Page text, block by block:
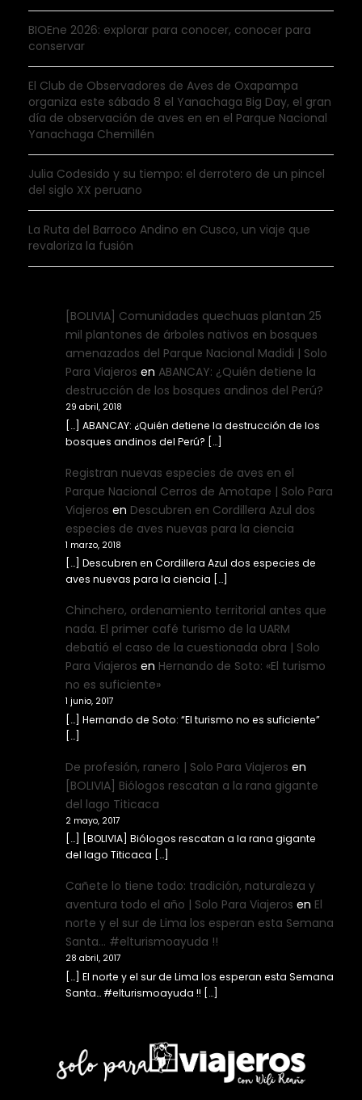
BIOEne 2026: explorar para conocer, conocer para
conservar
El Club de Observadores de Aves de Oxapampa
organiza este sábado 8 el Yanachaga Big Day, el gran
día de observación de aves en en el Parque Nacional
Yanachaga Chemillén
Julia Codesido y su tiempo: el derrotero de un pincel
del siglo XX peruano
La Ruta del Barroco Andino en Cusco, un viaje que
revaloriza la fusión
[BOLIVIA] Comunidades quechuas plantan 25
mil plantones de árboles nativos en bosques
amenazados del Parque Nacional Madidi | Solo
Para Viajeros en ABANCAY: ¿Quién detiene la
destrucción de los bosques andinos del Perú?
29 abril, 2018
[…] ABANCAY: ¿Quién detiene la destrucción de los
bosques andinos del Perú? […]
Registran nuevas especies de aves en el
Parque Nacional Cerros de Amotape | Solo Para
Viajeros en Descubren en Cordillera Azul dos
especies de aves nuevas para la ciencia
1 marzo, 2018
[…] Descubren en Cordillera Azul dos especies de
aves nuevas para la ciencia […]
Chinchero, ordenamiento territorial antes que
nada. El primer café turismo de la UARM
debatió el caso de la cuestionada obra | Solo
Para Viajeros en Hernando de Soto: «El turismo
no es suficiente»
1 junio, 2017
[…] Hernando de Soto: “El turismo no es suficiente”
[…]
De profesión, ranero | Solo Para Viajeros en
[BOLIVIA] Biólogos rescatan a la rana gigante
del lago Titicaca
2 mayo, 2017
[…] [BOLIVIA] Biólogos rescatan a la rana gigante
del lago Titicaca […]
Cañete lo tiene todo: tradición, naturaleza y
aventura todo el año | Solo Para Viajeros en El
norte y el sur de Lima los esperan esta Semana
Santa… #elturismoayuda !!
28 abril, 2017
[…] El norte y el sur de Lima los esperan esta Semana
Santa… #elturismoayuda !! […]